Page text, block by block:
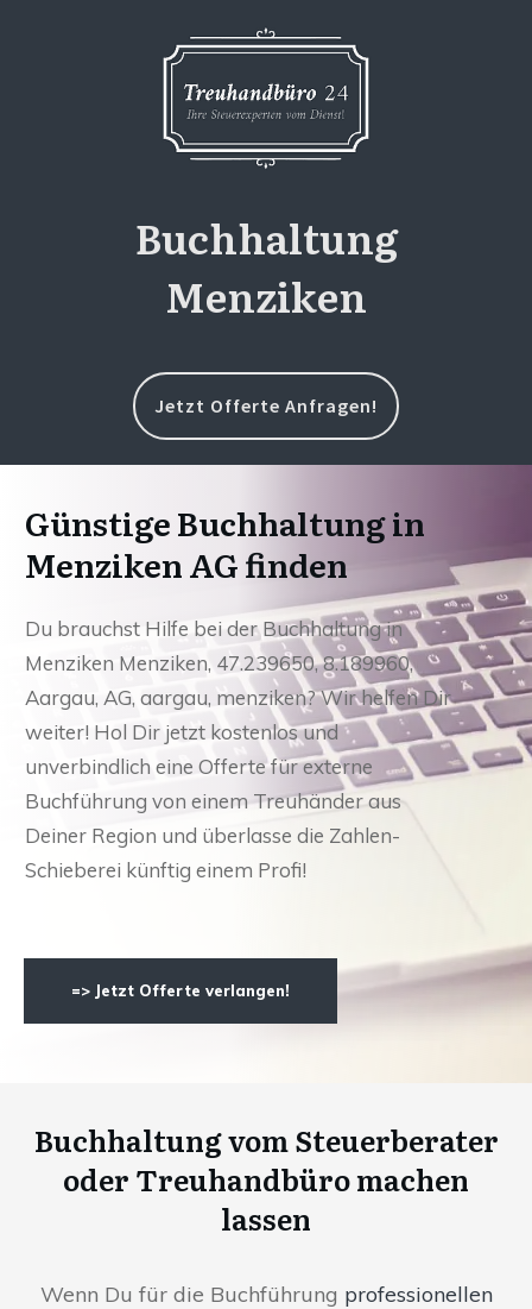
Buchhaltung
Menziken
Jetzt Offerte Anfragen!
Günstige Buchhaltung in
Menziken AG finden
Du brauchst Hilfe bei der Buchhaltung in
Menziken Menziken, 47.239650, 8.189960,
Aargau, AG, aargau, menziken? Wir helfen Dir
weiter! Hol Dir jetzt kostenlos und
unverbindlich eine Offerte für externe
Buchführung von einem Treuhänder aus
Deiner Region und überlasse die Zahlen-
Schieberei künftig einem Profi!
=> Jetzt Offerte verlangen!
Buchhaltung vom Steuerberater
oder Treuhandbüro machen
lassen
Wenn Du für die Buchführung professionellen